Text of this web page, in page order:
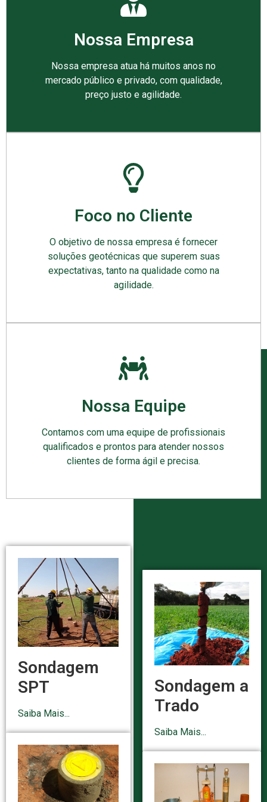
Nossa Empresa
Nossa empresa atua há muitos anos no
mercado público e privado, com qualidade,
preço justo e agilidade.
Foco no Cliente
O objetivo de nossa empresa é fornecer
soluções geotécnicas que superem suas
expectativas, tanto na qualidade como na
agilidade.
Nossa Equipe
Contamos com uma equipe de profissionais
qualificados e prontos para atender nossos
clientes de forma ágil e precisa.
Sondagem
SPT
Saiba Mais...
Sondagem a
Trado
Saiba Mais...